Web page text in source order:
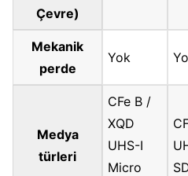
Çevre)
Mekanik
perde
Yok
Medya
türleri
CFe B /
XQD
UHS-I
Micro